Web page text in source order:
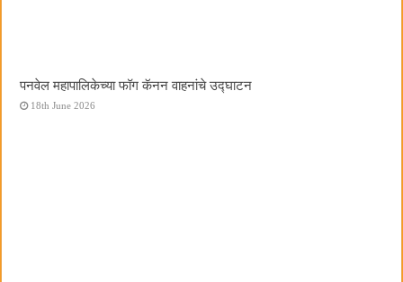
पनवेल महापालिकेच्या फॉग कॅनन वाहनांचे उद्घाटन
18th June 2026